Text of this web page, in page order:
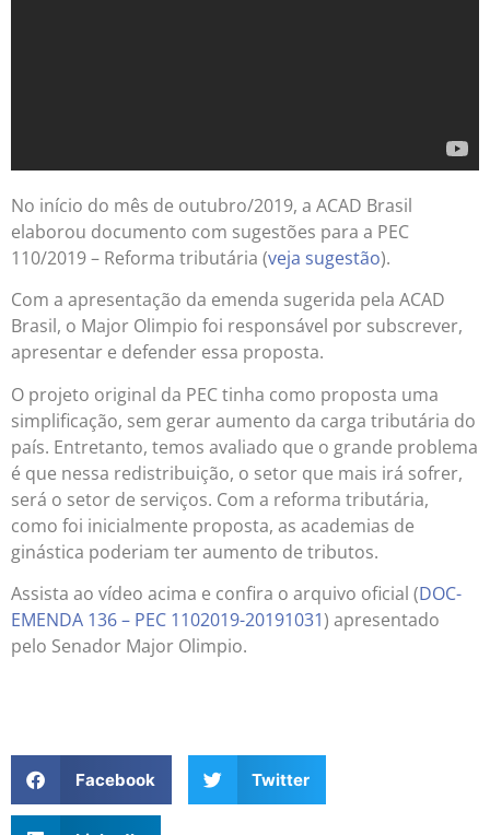
No início do mês de outubro/2019, a ACAD Brasil
elaborou documento com sugestões para a PEC
110/2019 – Reforma tributária (veja sugestão).
Com a apresentação da emenda sugerida pela ACAD
Brasil, o Major Olimpio foi responsável por subscrever,
apresentar e defender essa proposta.
O projeto original da PEC tinha como proposta uma
simplificação, sem gerar aumento da carga tributária do
país. Entretanto, temos avaliado que o grande problema
é que nessa redistribuição, o setor que mais irá sofrer,
será o setor de serviços. Com a reforma tributária,
como foi inicialmente proposta, as academias de
ginástica poderiam ter aumento de tributos.
Assista ao vídeo acima e confira o arquivo oficial (DOC-
EMENDA 136 – PEC 1102019-20191031) apresentado
pelo Senador Major Olimpio.
Facebook Twitter